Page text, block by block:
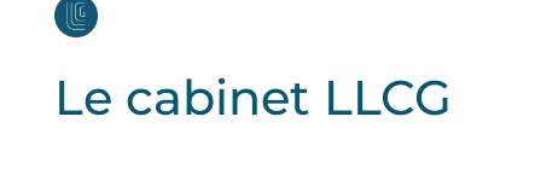
Le cabinet LLCG